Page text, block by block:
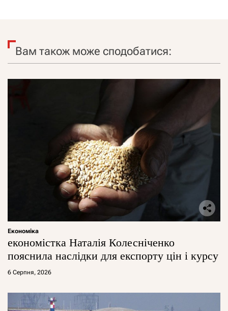
Вам також може сподобатися:
Економіка
економістка Наталія Колесніченко
пояснила наслідки для експорту цін і курсу
6 Серпня, 2026